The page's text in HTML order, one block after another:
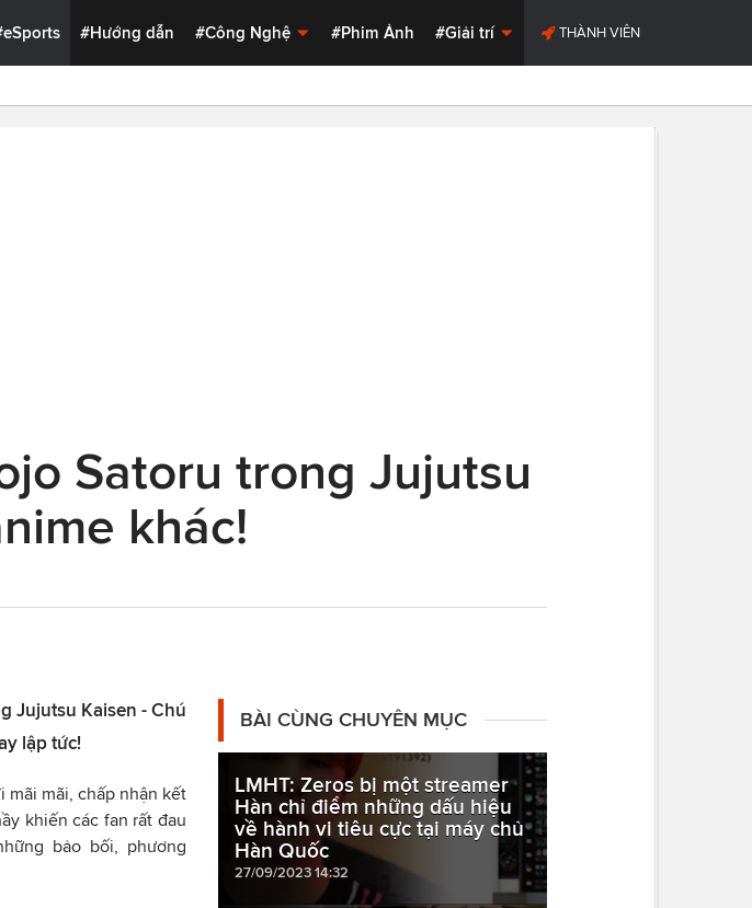
#Hướng dẫn #Công Nghệ #Phim Ảnh #Giải trí THÀNH VIÊN
Satoru trong Jujutsu
khác!
Jujutsu Kaisen - Chú
lập tức!
mãi mãi, chấp nhận kết
khiến các fan rất đau
bảo bối, phương
BÀI CÙNG CHUYÊN MỤC
LMHT: Zeros bị một streamer
Hàn chỉ điểm những dấu hiệu
về hành vi tiêu cực tại máy chủ
Hàn Quốc
27/09/2023 14:32